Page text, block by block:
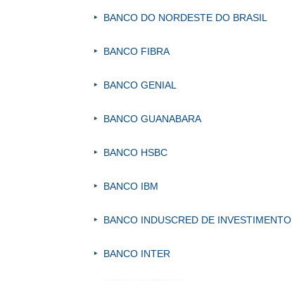
BANCO DO NORDESTE DO BRASIL
BANCO FIBRA
BANCO GENIAL
BANCO GUANABARA
BANCO HSBC
BANCO IBM
BANCO INDUSCRED DE INVESTIMENTO
BANCO INTER